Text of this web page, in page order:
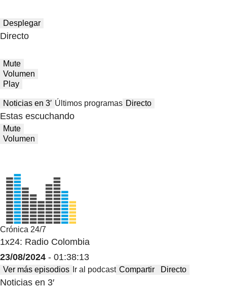
Desplegar
Directo
Mute
Volumen
Play
Noticias en 3′ Últimos programas Directo
Estas escuchando
Mute
Volumen
Crónica 24/7
1x24: Radio Colombia
23/08/2024 - 01:38:13
Ver más episodios Ir al podcast Compartir Directo
Noticias en 3′